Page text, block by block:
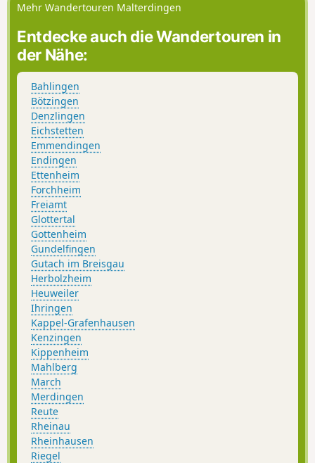
Mehr Wandertouren Malterdingen
Entdecke auch die Wandertouren in
der Nähe:
Bahlingen
Bötzingen
Denzlingen
Eichstetten
Emmendingen
Endingen
Ettenheim
Forchheim
Freiamt
Glottertal
Gottenheim
Gundelfingen
Gutach im Breisgau
Herbolzheim
Heuweiler
Ihringen
Kappel-Grafenhausen
Kenzingen
Kippenheim
Mahlberg
March
Merdingen
Reute
Rheinau
Rheinhausen
Riegel